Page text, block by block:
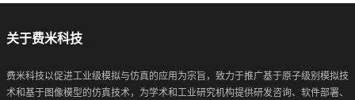
关于费米科技
费米科技以促进工业级模拟与仿真的应用为宗旨，致力于推广基于原子级别模拟技
术和基于图像模型的仿真技术，为学术和工业研究机构提供研发咨询、软件部署、